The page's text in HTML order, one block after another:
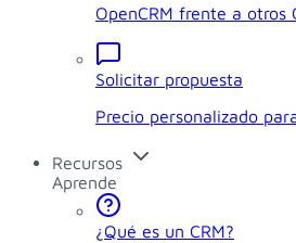
OpenCRM frente a otros
Solicitar propuesta
Precio personalizado
Recursos
Aprende
¿Qué es un CRM?